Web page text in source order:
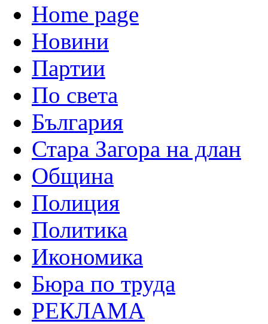
Home page
Новини
Партии
По света
България
Стара Загора на длан
Община
Полиция
Политика
Икономика
Бюра по труда
РЕКЛАМА